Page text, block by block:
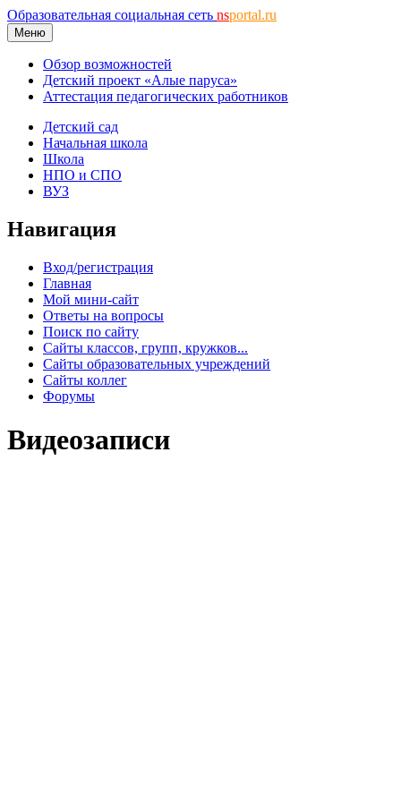
Образовательная социальная сеть nsportal.ru
Меню
Обзор возможностей
Детский проект «Алые паруса»
Аттестация педагогических работников
Детский сад
Начальная школа
Школа
НПО и СПО
ВУЗ
Навигация
Вход/регистрация
Главная
Мой мини-сайт
Ответы на вопросы
Поиск по сайту
Сайты классов, групп, кружков...
Сайты образовательных учреждений
Сайты коллег
Форумы
Видеозаписи